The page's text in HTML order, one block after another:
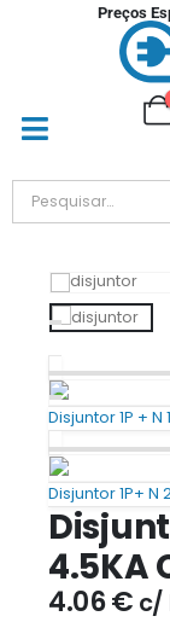
Preços
Disjuntor 1P + N
Disjuntor 1P+ N
4.5KA
4.06€ c/